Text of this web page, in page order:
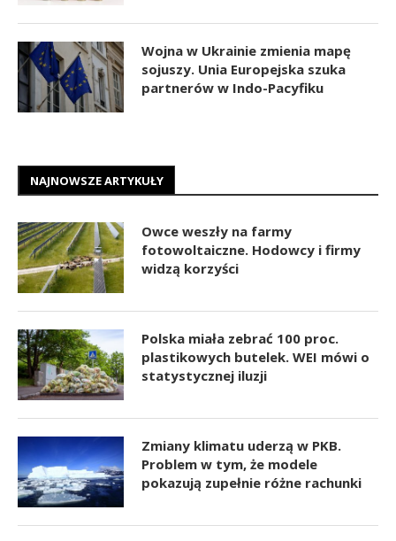
Wojna w Ukrainie zmienia mapę
sojuszy. Unia Europejska szuka
partnerów w Indo-Pacyfiku
NAJNOWSZE ARTYKUŁY
Owce weszły na farmy
fotowoltaiczne. Hodowcy i firmy
widzą korzyści
Polska miała zebrać 100 proc.
plastikowych butelek. WEI mówi o
statystycznej iluzji
Zmiany klimatu uderzą w PKB.
Problem w tym, że modele
pokazują zupełnie różne rachunki